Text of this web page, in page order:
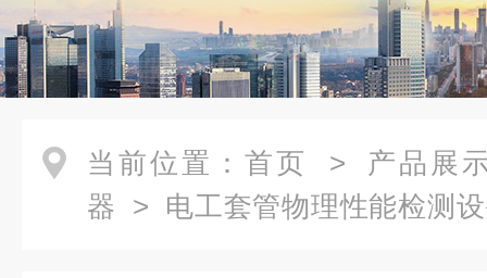
当前位置： 首页 > 产品展
器 > 电工套管物理性能检测